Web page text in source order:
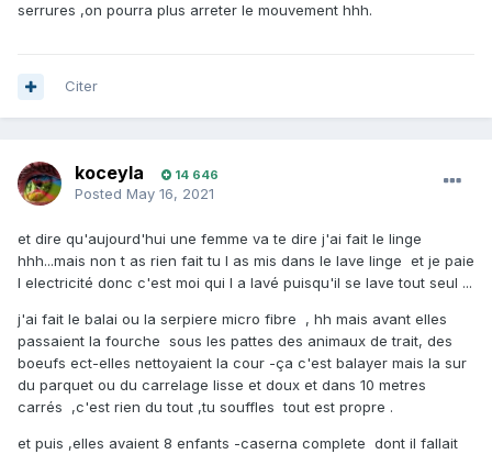
serrures ,on pourra plus arreter le mouvement hhh.
Citer
koceyla 14 646
Posted May 16, 2021
et dire qu'aujourd'hui une femme va te dire j'ai fait le linge
hhh...mais non t as rien fait tu l as mis dans le lave linge et je paie
l electricité donc c'est moi qui l a lavé puisqu'il se lave tout seul ...
j'ai fait le balai ou la serpiere micro fibre , hh mais avant elles
passaient la fourche sous les pattes des animaux de trait, des
boeufs ect-elles nettoyaient la cour -ça c'est balayer mais la sur
du parquet ou du carrelage lisse et doux et dans 10 metres
carrés ,c'est rien du tout ,tu souffles tout est propre .
et puis ,elles avaient 8 enfants -caserna complete dont il fallait